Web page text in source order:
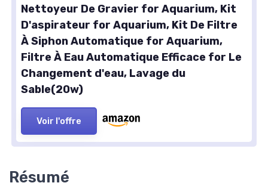
Nettoyeur De Gravier for Aquarium, Kit
D'aspirateur for Aquarium, Kit De Filtre
À Siphon Automatique for Aquarium,
Filtre À Eau Automatique Efficace for Le
Changement d'eau, Lavage du
Sable(20w)
Voir l'offre
Résumé